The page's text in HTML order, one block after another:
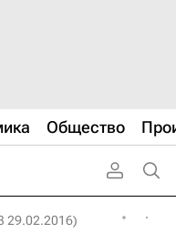
Общество
29.02.2016)